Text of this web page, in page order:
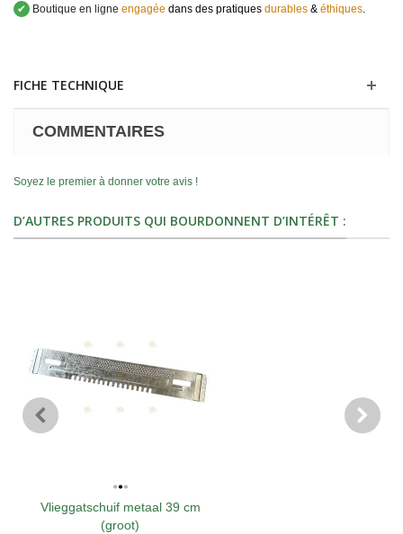
✔
Boutique en ligne engagée dans des pratiques durables & éthiques.
FICHE TECHNIQUE
COMMENTAIRES
Soyez le premier à donner votre avis !
D’AUTRES PRODUITS QUI BOURDONNENT D’INTÉRÊT :
Vlieggatschuif metaal 39 cm
(groot)